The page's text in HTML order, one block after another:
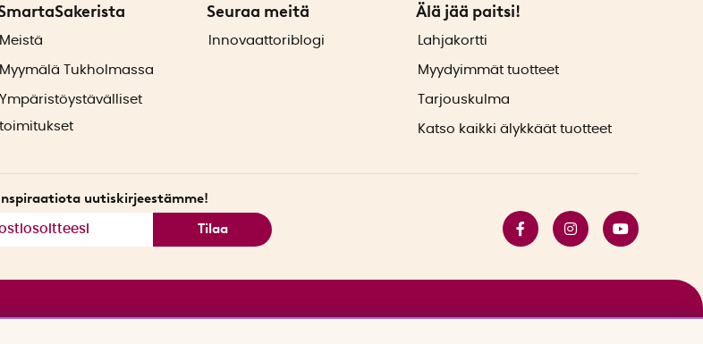
Meistä
Myymälä Tukholmassa
Ympäristöystävälliset
toimitukset
Seuraa meitä
Innovaattoriblogi
Älä jää paitsi!
Lahjakortti
Myydyimmät tuotteet
Tarjouskulma
Katso kaikki älykkäät tuotteet
uutiskirjeestämme!
Tilaa